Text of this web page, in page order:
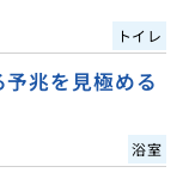
トイレ
兆を見極める
浴室